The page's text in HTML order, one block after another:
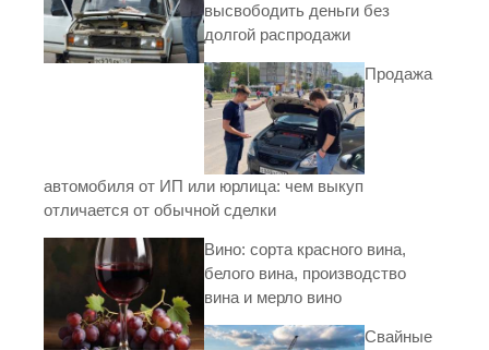
высвободить деньги без
долгой распродажи
Продажа
автомобиля от ИП или юрлица: чем выкуп
отличается от обычной сделки
Вино: сорта красного вина,
белого вина, производство
вина и мерло вино
Свайные